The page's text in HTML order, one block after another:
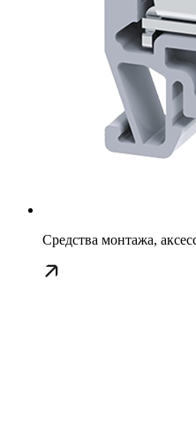
Средства монтажа,